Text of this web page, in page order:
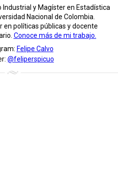
Industrial y Magíster en Estadística
Nacional de Colombia.
en políticas públicas y docente
Conoce más de mi trabajo.
Felipe Calvo
@feliperspicuo